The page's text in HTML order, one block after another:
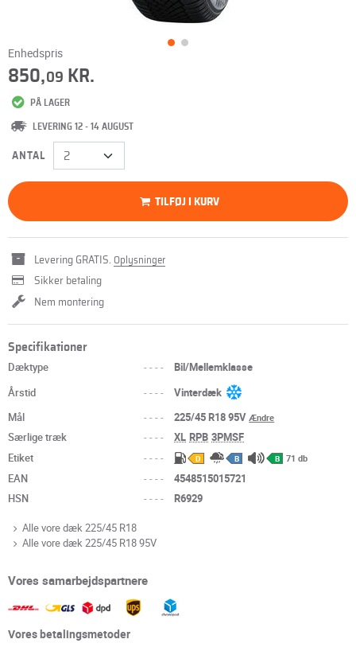
Enhedspris
850,09 KR.
PÅ LAGER
LEVERING 12 - 14 AUGUST
ANTAL
TILFØJ I KURV
Levering GRATIS. Oplysninger
Sikker betaling
Nem montering
Specifikationer
Dæktype ----
Bil/Mellemklasse
Årstid
----
Vinterdæk
Mål
---- 225/45 R18 95VÆndre
Særlige træk ---- XL RPB 3PMSF
Etiket
---- D B B 71 db
EAN ----
4548515015721
HSN
---- R6929
Alle vore dæk 225/45 R18
Alle vore dæk 225/45 R18 95V
Vores samarbejdspartnere
Vores betalingsmetoder